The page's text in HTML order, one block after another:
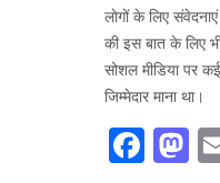
लाेगों के लिए
की इस बात के लिए
सोशल मीडिया पर
जिम्मेदार माना था।